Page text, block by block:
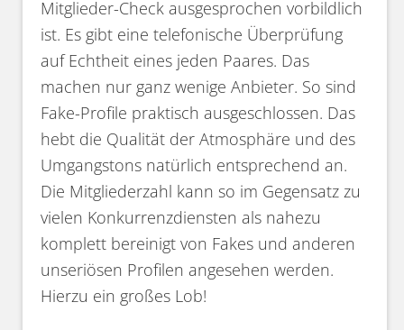
Mitglieder-Check ausgesprochen vorbildlich
ist. Es gibt eine telefonische Überprüfung
auf Echtheit eines jeden Paares. Das
machen nur ganz wenige Anbieter. So sind
Fake-Profile praktisch ausgeschlossen. Das
hebt die Qualität der Atmosphäre und des
Umgangstons natürlich entsprechend an.
Die Mitgliederzahl kann so im Gegensatz zu
vielen Konkurrenzdiensten als nahezu
komplett bereinigt von Fakes und anderen
unseriösen Profilen angesehen werden.
Hierzu ein großes Lob!